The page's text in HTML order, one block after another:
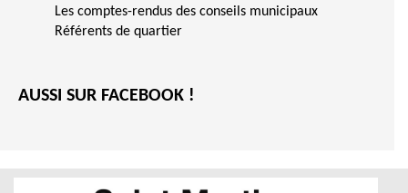
Les comptes-rendus des conseils municipaux
Référents de quartier
AUSSI SUR FACEBOOK !